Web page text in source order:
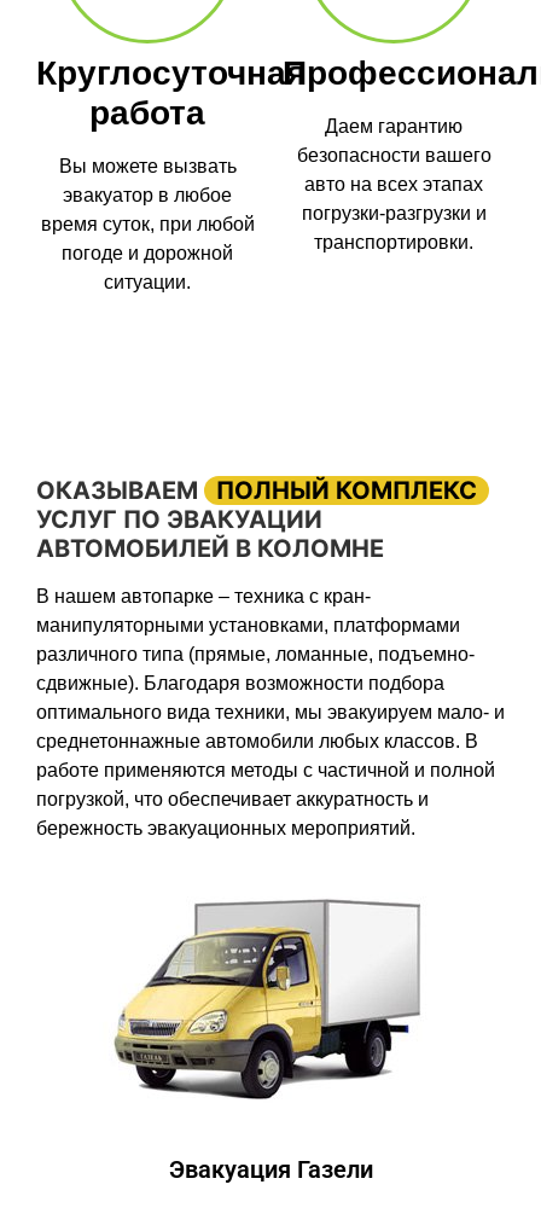
Круглосуточная
работа
Вы можете вызвать
эвакуатор в любое
время суток, при любой
погоде и дорожной
ситуации.
Даем гарантию
безопасности вашего
авто на всех этапах
погрузки-разгрузки и
транспортировки.
ОКАЗЫВАЕМ
ПОЛНЫЙ КОМПЛЕКС
УСЛУГ ПО ЭВАКУАЦИИ
АВТОМОБИЛЕЙ В КОЛОМНЕ
В нашем автопарке – техника с кран-
манипуляторными установками, платформами
различного типа (прямые, ломанные, подъемно-
сдвижные). Благодаря возможности подбора
оптимального вида техники, мы эвакуируем мало- и
среднетоннажные автомобили любых классов. В
работе применяются методы с частичной и полной
погрузкой, что обеспечивает аккуратность и
бережность эвакуационных мероприятий.
Эвакуация Газели